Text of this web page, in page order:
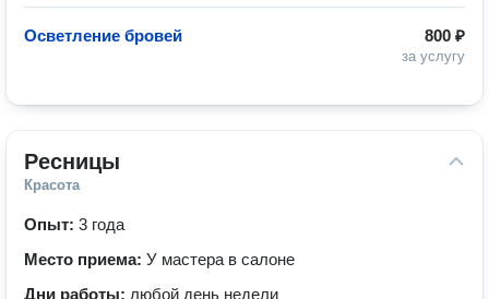
800 ₽
за услугу
Осветление бровей
Ресницы
Красота
Опыт: 3 года
Место приема: У мастера в салоне
Дни работы: любой день недели